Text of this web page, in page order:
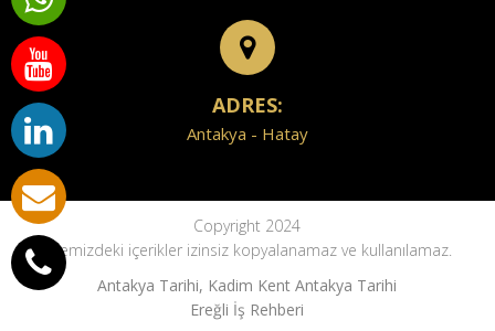
ADRES:
Antakya - Hatay
Copyright 2024
Sitemizdeki içerikler izinsiz kopyalanamaz ve kullanılamaz.
Antakya Tarihi, Kadim Kent Antakya Tarihi
Ereğli İş Rehberi